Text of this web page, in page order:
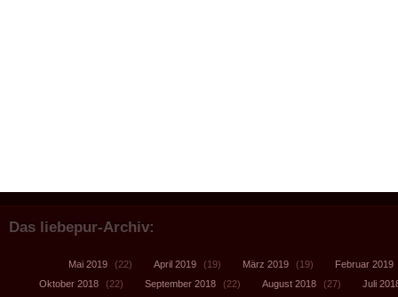
Das liebepur-Archiv:
Mai 2019 (22) April 2019 (19) März 2019 (19) Februar 2019
Oktober 2018
(22) September 2018 (22) August 2018 (27)
Juli